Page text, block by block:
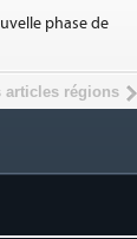
phase de
articles régions